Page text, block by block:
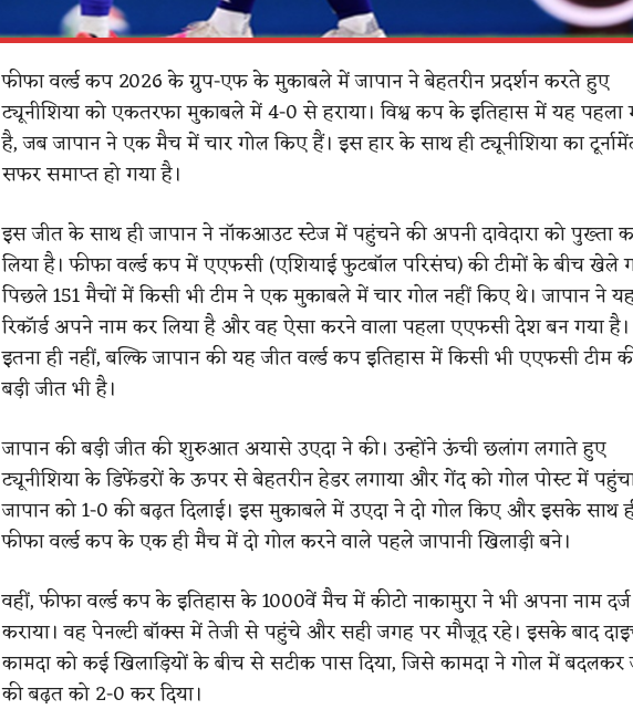
फीफा वर्ल्ड कप 2026 के ग्रुप-एफ के मुकाबले में जापान ने बेहतरीन प्रदर्शन करते हुए
ट्यूनीशिया को एकतरफा मुकाबले में 4-0 से हराया। विश्व कप के इतिहास में यह पहला
है, जब जापान ने एक मैच में चार गोल किए हैं। इस हार के साथ ही ट्यूनीशिया का
सफर समाप्त हो गया है।
इस जीत के साथ ही जापान ने नॉकआउट स्टेज में पहुंचने की अपनी दावेदारा को पुख्ता
लिया है। फीफा वर्ल्ड कप में एएफसी (एशियाई फुटबॉल परिसंघ) की टीमों के बीच खेले
पिछले 151 मैचों में किसी भी टीम ने एक मुकाबले में चार गोल नहीं किए थे। जापान ने
रिकॉर्ड अपने नाम कर लिया है और वह ऐसा करने वाला पहला एएफसी देश बन गया है।
इतना ही नहीं, बल्कि जापान की यह जीत वर्ल्ड कप इतिहास में किसी भी एएफसी टीम
बड़ी जीत भी है।
जापान की बड़ी जीत की शुरुआत अयासे उएदा ने की। उन्होंने ऊंची छलांग लगाते हुए
ट्यूनीशिया के डिफेंडरों के ऊपर से बेहतरीन हेडर लगाया और गेंद को गोल पोस्ट में
जापान को 1-0 की बढ़त दिलाई। इस मुकाबले में उएदा ने दो गोल किए और इसके साथ
फीफा वर्ल्ड कप के एक ही मैच में दो गोल करने वाले पहले जापानी खिलाड़ी बने।
वहीं, फीफा वर्ल्ड कप के इतिहास के 1000वें मैच में कीटो नाकामुरा ने भी अपना नाम दर्ज
कराया। वह पेनल्टी बॉक्स में तेजी से पहुंचे और सही जगह पर मौजूद रहे। इसके बाद
कामदा को कई खिलाड़ियों के बीच से सटीक पास दिया, जिसे कामदा ने गोल में बदलकर
की बढ़त को 2-0 कर दिया।